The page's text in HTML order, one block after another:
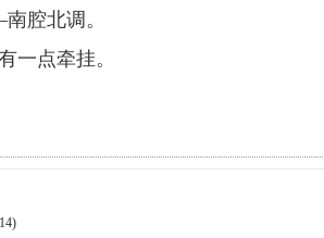
腔北调。
点牵挂。